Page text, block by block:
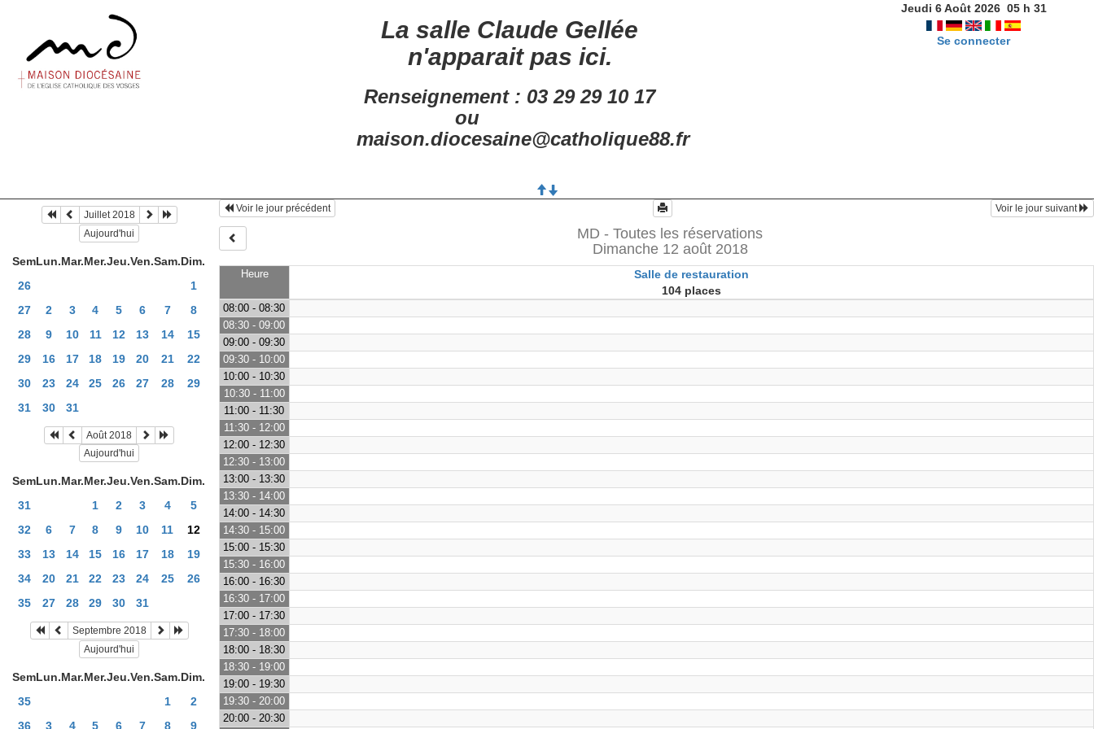
La salle Claude Gellée
n'apparait pas ici.
Renseignement : 03 29 29 10 17
ou
maison.diocesaine@catholique88.fr
Jeudi 6 Août 2026 05h 31
Se connecter
Juillet 2018
Aujourd'hui
SemLun.Mar.Mer.Jeu.Ven.Sam.Dim.
26
1
27
2 3 4 5 6 7
8
28
9 10 11 12 13 14
15
29
16 17 18 19 20 21
22
30
23 24 25 26 27 28
29
31
30 31
Août 2018
Aujourd'hui
SemLun.Mar.Mer.Jeu.Ven.Sam.Dim.
31
1 2 3 4
5
32
6 7 8 9 10 11
12
33
13 14 15 16 17 18
19
34
20 21 22 23 24 25
26
35
27 28 29 30 31
Septembre 2018
Aujourd'hui
SemLun.Mar.Mer.Jeu.Ven.Sam.Dim.
35
1
2
36
3 4 5 6 7 8 9
Heure
Salle de restauration
104 places
Voir le jour précédent Voir le jour suivant
MD - Toutes les réservations
Dimanche 12 août 2018
08:00 - 08:30
08:30 - 09:00
09:00 - 09:30
09:30 - 10:00
10:00 - 10:30
10:30 - 11:00
11:00 - 11:30
11:30 - 12:00
12:00 - 12:30
12:30 - 13:00
13:00 - 13:30
13:30 - 14:00
14:00 - 14:30
14:30 - 15:00
15:00 - 15:30
15:30 - 16:00
16:00 - 16:30
16:30 - 17:00
17:00 - 17:30
17:30 - 18:00
18:00 - 18:30
18:30 - 19:00
19:00 - 19:30
19:30 - 20:00
20:00 - 20:30